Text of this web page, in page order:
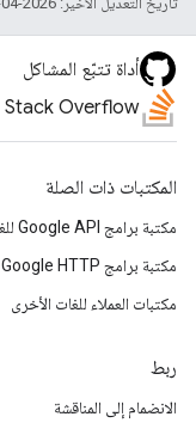
أداة تتبّع المشاكل
Stack Overflow
المكتبات ذات الصلة
مكتبة برامج Google API للغة Java
مكتبة برامج Google HTTP لـ Java
مكتبات العملاء للغات الأخرى
ربط
الانضمام إلى المناقشة